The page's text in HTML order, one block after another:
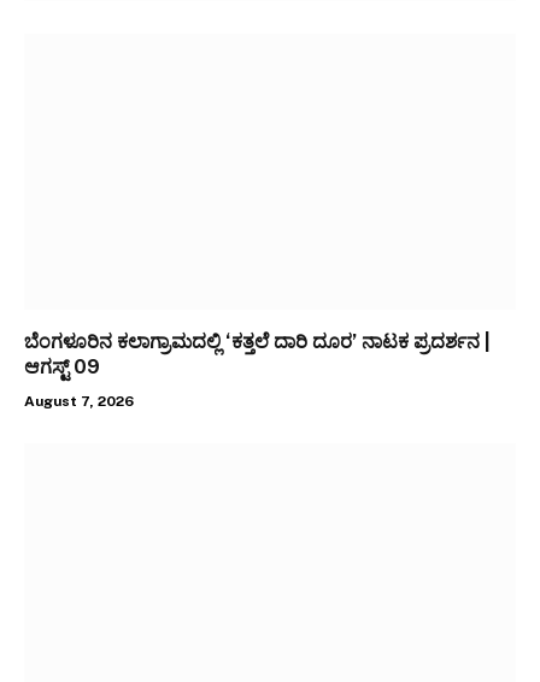
ಬೆಂಗಳೂರಿನ ಕಲಾಗ್ರಾಮದಲ್ಲಿ ‘ಕತ್ತಲೆ ದಾರಿ ದೂರ’ ನಾಟಕ ಪ್ರದರ್ಶನ |
ಆಗಸ್ಟ್ 09
August 7, 2026